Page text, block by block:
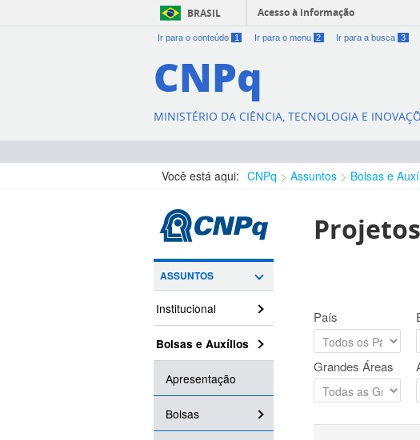
BRASIL Acesso à informação
Ir para o conteúdo 1 Ir para o menu 2 Ir para a busca 3
CNPq
MINISTÉRIO DA CIÊNCIA, TECNOLOGIA E
Você está aqui: CNPq Assuntos Bolsas e
ASSUNTOS
Institucional
Bolsas e Auxílios
Apresentação
Bolsas
País
Grandes Áreas